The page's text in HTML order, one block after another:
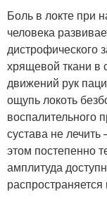
Боль в локте при
человека
дистрофического
хрящевой ткани в
движений рук
ощупь локоть
воспалительного
сустава не лечить
этом постепенно
амплитуда